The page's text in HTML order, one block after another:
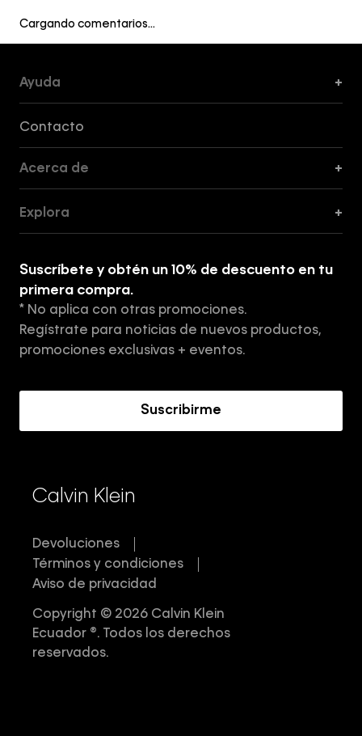
Cargando comentarios…
Ayuda +
Contacto
Acerca de +
Tiendas
Aviso de privacidad
Términos y Condiciones
Explora +
Suscríbete y obtén un 10% de descuento en tu
primera compra.
* No aplica con otras promociones.
Regístrate para noticias de nuevos productos,
promociones exclusivas + eventos.
Suscribirme
Calvin Klein
Devoluciones
Términos y condiciones
Aviso de privacidad
Copyright © 2026 Calvin Klein
Ecuador ®. Todos los derechos
reservados.